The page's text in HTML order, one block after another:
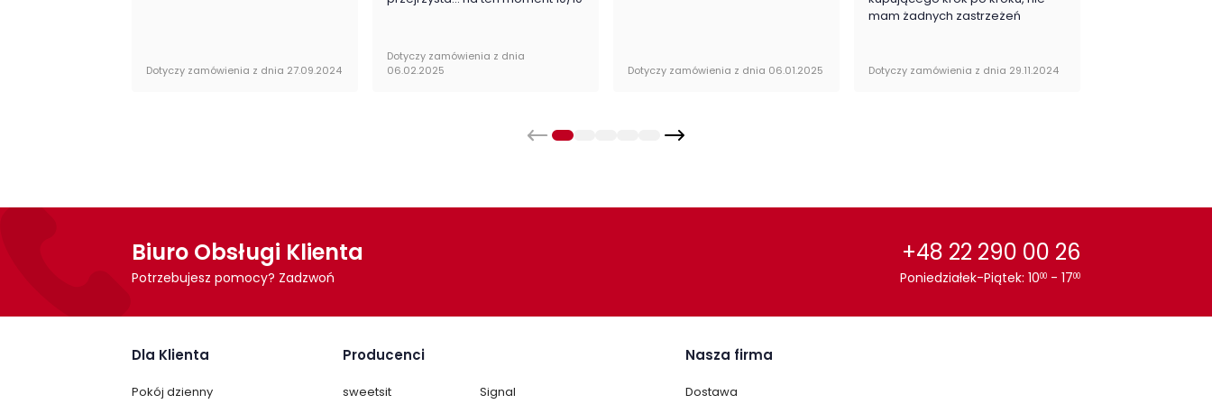
obsługi do samodzielnego montażu.
Rodzaj drzwi: uchylne
Lustro: z lustrem
Dotyczy zamówienia z dnia 27.09.2024
Dotyczy zamówienia z dnia
06.02.2025
Dotyczy zamówienia z dnia 06.01.2025
mam żadnych zastrzeżeń
Dotyczy zamówienia z dnia 29.11.2024
Biuro Obsługi Klienta
Potrzebujesz pomocy? Zadzwoń
+48 22 290 00 26
Poniedziałek-Piątek: 1000 - 1700
Dla Klienta
Pokój dzienny
Producenci
sweetsit Signal
Nasza firma
Dostawa